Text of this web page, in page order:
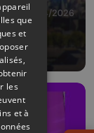
30/04/2026
que
et
les
et à